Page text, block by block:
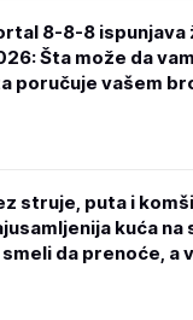
8-8-8 ispunjava
Šta može da
poručuje vašem
struje, puta i
kuća na
smeli da prenoće, a